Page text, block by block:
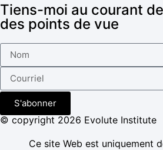
Tiens-moi au courant
des points de vue
S'abonner
© copyright 2026 Evolute Institute
Ce site Web est uniquement